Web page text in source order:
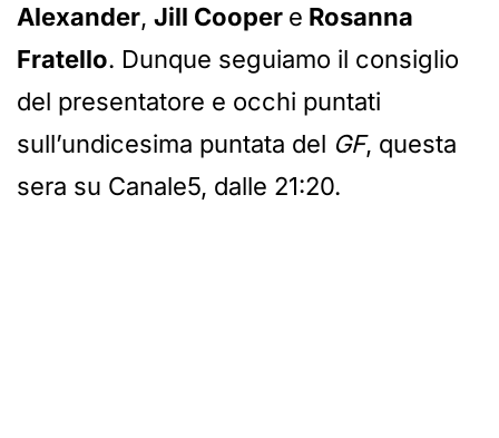
Alexander, Jill Cooper e Rosanna
Fratello. Dunque seguiamo il consiglio
del presentatore e occhi puntati
sull’undicesima puntata del GF, questa
sera su Canale5, dalle 21:20.